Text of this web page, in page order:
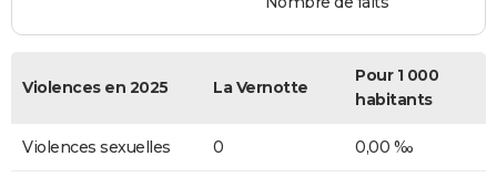
Violences en 2025 La Vernotte
Pour 1 000
habitants
Violences sexuelles 0 0,00 ‰